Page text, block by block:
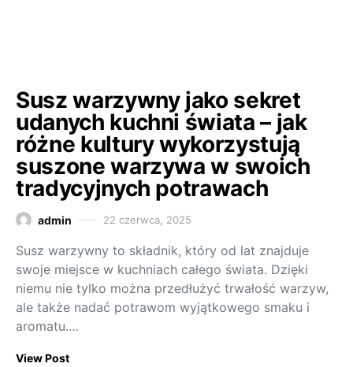
Susz warzywny jako sekret
udanych kuchni świata – jak
różne kultury wykorzystują
suszone warzywa w swoich
tradycyjnych potrawach
admin 22 czerwca, 2025
Susz warzywny to składnik, który od lat znajduje
swoje miejsce w kuchniach całego świata. Dzięki
niemu nie tylko można przedłużyć trwałość warzyw,
ale także nadać potrawom wyjątkowego smaku i
aromatu.…
View Post